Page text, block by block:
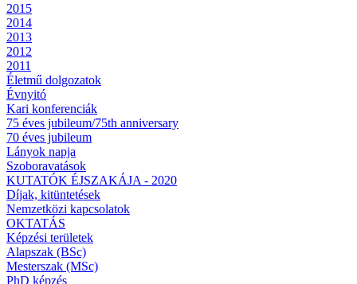
2015
2014
2013
2012
2011
Életmű dolgozatok
Évnyitó
Kari konferenciák
75 éves jubileum/75th anniversary
70 éves jubileum
Lányok napja
Szoboravatások
KUTATÓK ÉJSZAKÁJA - 2020
Díjak, kitüntetések
Nemzetközi kapcsolatok
OKTATÁS
Képzési területek
Alapszak (BSc)
Mesterszak (MSc)
PhD képzés